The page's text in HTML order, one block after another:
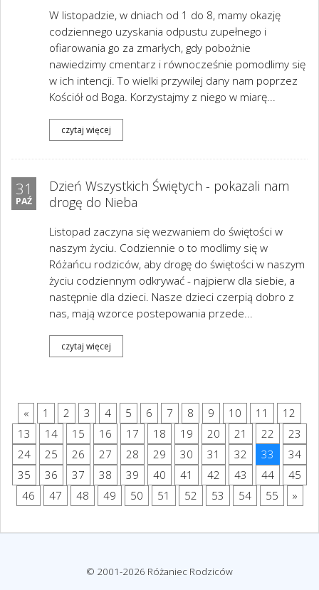
W listopadzie, w dniach od 1 do 8, mamy okazję
codziennego uzyskania odpustu zupełnego i
ofiarowania go za zmarłych, gdy pobożnie
nawiedzimy cmentarz i równocześnie pomodlimy się
w ich intencji. To wielki przywilej dany nam poprzez
Kościół od Boga. Korzystajmy z niego w miarę...
czytaj więcej
31
PAŹ
Dzień Wszystkich Świętych - pokazali nam
drogę do Nieba
Listopad zaczyna się wezwaniem do świętości w
naszym życiu. Codziennie o to modlimy się w
Różańcu rodziców, aby drogę do świętości w naszym
życiu codziennym odkrywać - najpierw dla siebie, a
następnie dla dzieci. Nasze dzieci czerpią dobro z
nas, mają wzorce postepowania przede...
czytaj więcej
« 1 2 3 4 5 6 7 8 9 10 11
12
13
14 15 16 17 18 19 20 21 22
23
24
25 26 27 28 29 30 31 32 33
34
35
36 37 38 39 40 41 42 43 44
45
46
47 48 49 50 51 52 53 54 55 »
© 2001-2026 Różaniec Rodziców